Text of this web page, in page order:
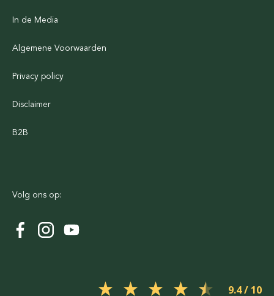
In de Media
Algemene Voorwaarden
Privacy policy
Disclaimer
B2B
Volg ons op:
9.4